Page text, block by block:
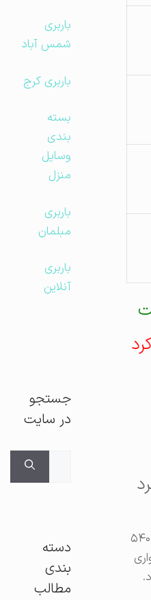
باربری
شمس آباد
باربری کرج
بسته
بندی
وسایل
منزل
باربری
مبلمان
باربری
آنلاین
جستجو
در سایت
دسته
بندی
مطالب